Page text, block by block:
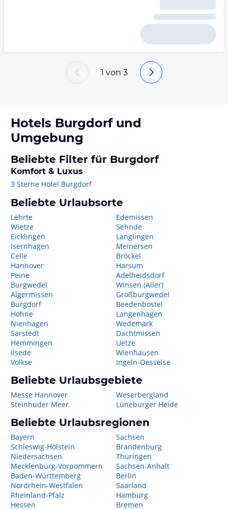
1 von 3
Hotels Burgdorfund
Umgebung
Beliebte Filter für Burgdorf
Komfort & Luxus
3 Sterne Hotel Burgdorf
Beliebte Urlaubsorte
Lehrte
Wietze
Eicklingen
Isernhagen
Celle
Hannover
Peine
Burgwedel
Algermissen
Burgdorf
Hohne
Nienhagen
Sarstedt
Hemmingen
Ilsede
Volkse
Edemissen
Sehnde
Langlingen
Meinersen
Bröckel
Harsum
Adelheidsdorf
Winsen (Aller)
Großburgwedel
Beedenbostel
Langenhagen
Wedemark
Dachtmissen
Uetze
Wienhausen
Ingeln-Oesselse
Beliebte Urlaubsgebiete
Messe Hannover
Steinhuder Meer
Weserbergland
Lüneburger Heide
Beliebte Urlaubsregionen
Bayern
Schleswig-Holstein
Niedersachsen
Mecklenburg-Vorpommern
Baden-Württemberg
Nordrhein-Westfalen
Rheinland-Pfalz
Hessen
Sachsen
Brandenburg
Thüringen
Sachsen-Anhalt
Berlin
Saarland
Hamburg
Bremen